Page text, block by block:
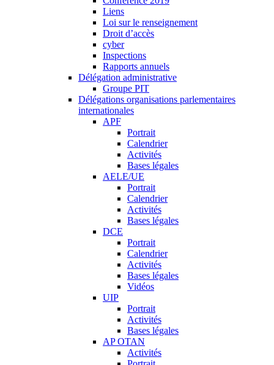
Liens
Loi sur le renseignement
Droit d’accès
cyber
Inspections
Rapports annuels
Délégation administrative
Groupe PIT
Délégations organisations parlementaires
internationales
APF
Portrait
Calendrier
Activités
Bases légales
AELE/UE
Portrait
Calendrier
Activités
Bases légales
DCE
Portrait
Calendrier
Activités
Bases légales
Vidéos
UIP
Portrait
Activités
Bases légales
AP OTAN
Activités